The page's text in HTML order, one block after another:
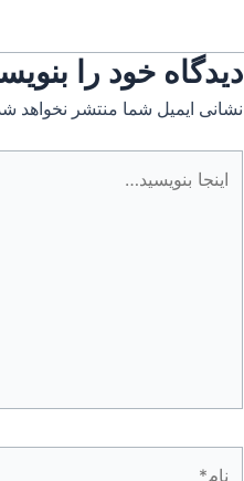
دیدگاه‌ خود را
نشانی ایمیل شما منتشر نخواهد
بنویسید…